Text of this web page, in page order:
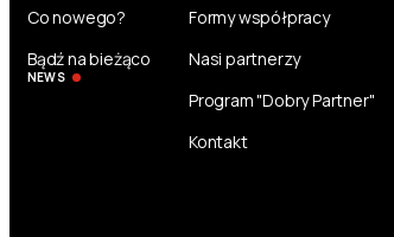
Co nowego?
Bądź na bieżąco
NEWS
Formy współpracy
Nasi partnerzy
Program "Dobry Partner"
Kontakt